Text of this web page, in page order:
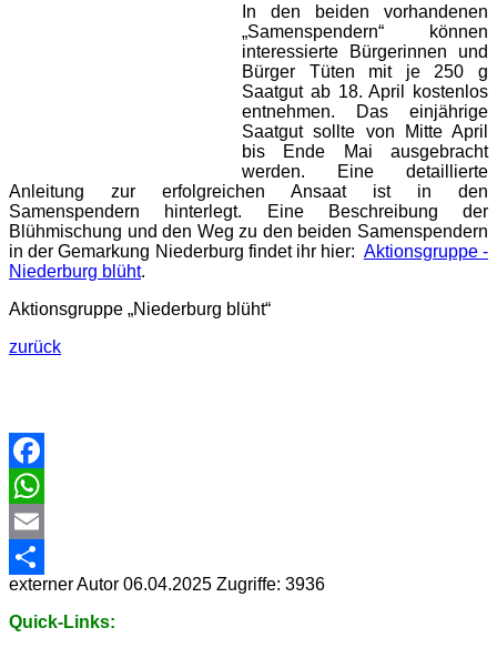
In den beiden vorhandenen
„Samenspendern“ können
interessierte Bürgerinnen und
Bürger Tüten mit je 250 g
Saatgut ab 18. April kostenlos
entnehmen. Das einjährige
Saatgut sollte von Mitte April
bis Ende Mai ausgebracht
werden. Eine detaillierte
Anleitung zur erfolgreichen Ansaat ist in den
Samenspendern hinterlegt. Eine Beschreibung der
Blühmischung und den Weg zu den beiden Samenspendern
in der Gemarkung Niederburg findet ihr hier: Aktionsgruppe -
Niederburg blüht.
Aktionsgruppe „Niederburg blüht“
zurück
Facebook
WhatsApp
Email
Share
externer Autor 06.04.2025 Zugriffe: 3936
Quick-Links: